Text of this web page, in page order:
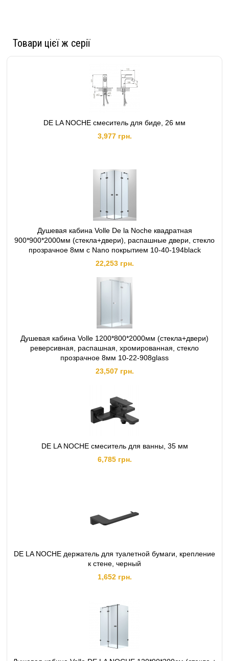
Товари цієї ж серії
DE LA NOCHE смеситель для биде, 26 мм
3,977 грн.
Душевая кабина Volle De la Noche квадратная
900*900*2000мм (стекла+двери), распашные двери, стекло
прозрачное 8мм с Nano покрытием 10-40-194black
22,253 грн.
Душевая кабина Volle 1200*800*2000мм (стекла+двери)
реверсивная, распашная, хромированная, стекло
прозрачное 8мм 10-22-908glass
23,507 грн.
DE LA NOCHE смеситель для ванны, 35 мм
6,785 грн.
DE LA NOCHE держатель для туалетной бумаги, крепление
к стене, черный
1,652 грн.